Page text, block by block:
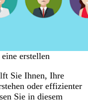
erstellen
Sie Ihnen, Ihre
oder effizienter
Sie in diesem